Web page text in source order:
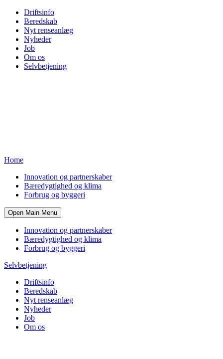
Driftsinfo
Beredskab
Nyt renseanlæg
Nyheder
Job
Om os
Selvbetjening
Home
Innovation og partnerskaber
Bæredygtighed og klima
Forbrug og byggeri
Open Main Menu
Innovation og partnerskaber
Bæredygtighed og klima
Forbrug og byggeri
Selvbetjening
Driftsinfo
Beredskab
Nyt renseanlæg
Nyheder
Job
Om os